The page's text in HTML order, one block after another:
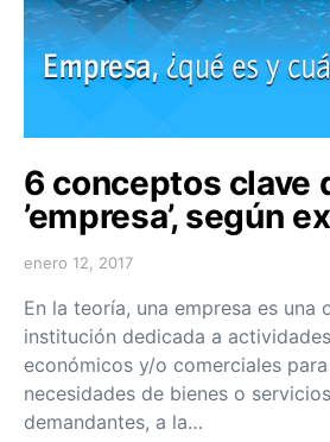
6 conceptos clave
’empresa’, según
enero 12, 2017
En la teoría, una empresa es una
institución dedicada a
económicos y/o comerciales
necesidades de bienes o
demandantes, a la…